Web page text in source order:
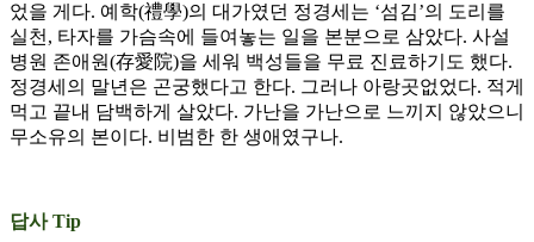
었을 게다. 예학(禮學)의 대가였던 정경세는 ‘섬김’의 도리를
실천, 타자를 가슴속에 들여놓는 일을 본분으로 삼았다. 사설
병원 존애원(存愛院)을 세워 백성들을 무료 진료하기도 했다.
정경세의 말년은 곤궁했다고 한다. 그러나 아랑곳없었다. 적게
먹고 끝내 담백하게 살았다. 가난을 가난으로 느끼지 않았으니
무소유의 본이다. 비범한 한 생애였구나.
답사 Tip